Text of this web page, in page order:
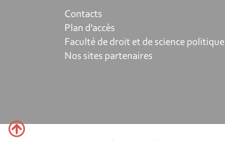
Contacts
Plan d'accès
Faculté de droit et de science politique
Nos sites partenaires